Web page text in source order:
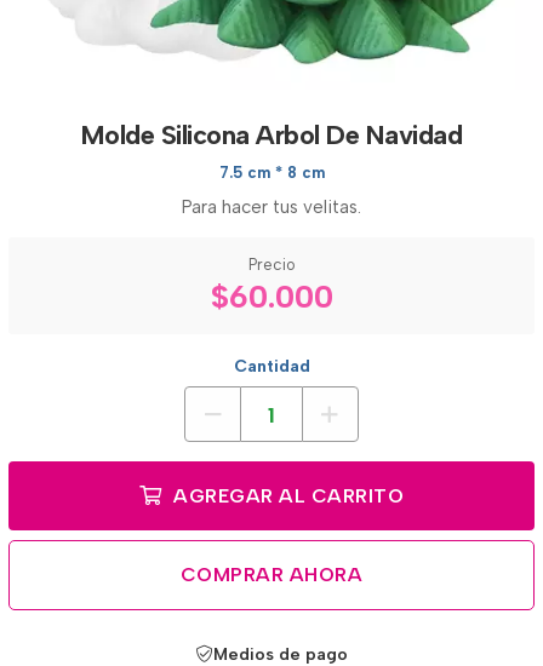
Molde Silicona Arbol De Navidad
7.5 cm * 8 cm
Para hacer tus velitas.
Precio
$60.000
Cantidad
AGREGAR AL CARRITO
COMPRAR AHORA
Medios de pago